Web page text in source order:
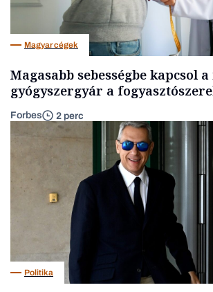
Magyar cégek
Magasabb sebességbe kapcsol
gyógyszergyár a
Forbes 2 perc
Politika